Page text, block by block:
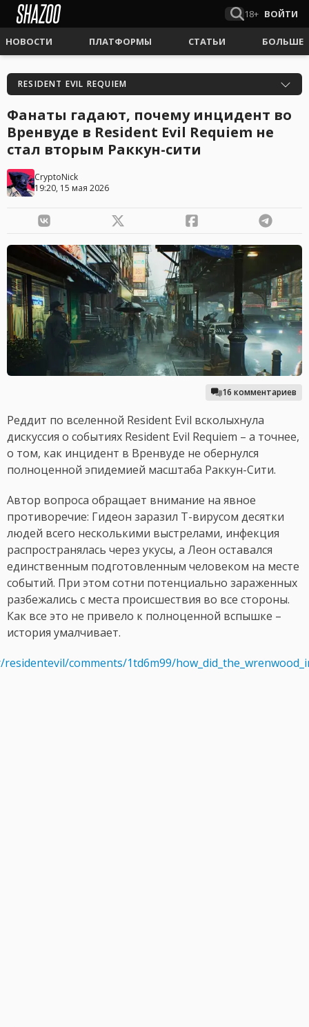
18+ ВОЙТИ
НОВОСТИ ПЛАТФОРМЫ СТАТЬИ БОЛЬШЕ
RESIDENT EVIL REQUIEM
Фанаты гадают, почему инцидент во
Вренвуде в Resident Evil Requiem не
стал вторым Раккун-сити
CryptoNick
19:20, 15 мая 2026
16 комментариев
Реддит по вселенной Resident Evil всколыхнула
дискуссия о событиях Resident Evil Requiem – а точнее,
о том, как инцидент в Вренвуде не обернулся
полноценной эпидемией масштаба Раккун-Сити.
Автор вопроса обращает внимание на явное
противоречие: Гидеон заразил T-вирусом десятки
людей всего несколькими выстрелами, инфекция
распространялась через укусы, а Леон оставался
единственным подготовленным человеком на месте
событий. При этом сотни потенциально зараженных
разбежались с места происшествия во все стороны.
Как все это не привело к полноценной вспышке –
история умалчивает.
comments/1td6m99/